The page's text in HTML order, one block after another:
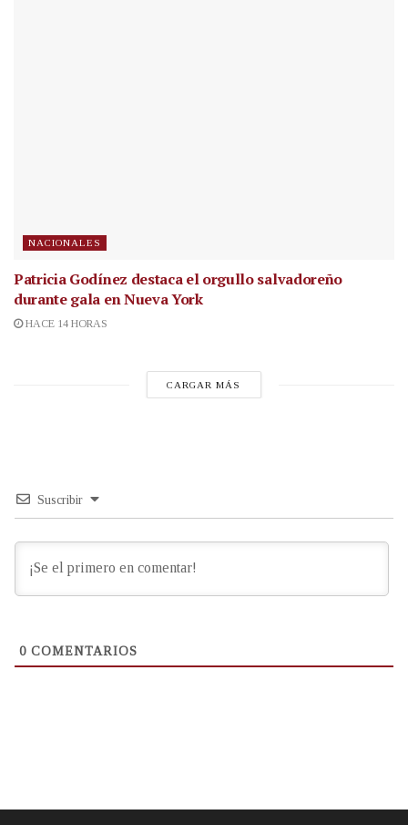
NACIONALES
Patricia Godínez destaca el orgullo salvadoreño
durante gala en Nueva York
HACE 14 HORAS
CARGAR MÁS
Suscribir
0 COMENTARIOS